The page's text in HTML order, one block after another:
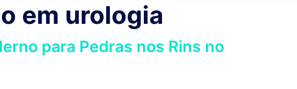
em urologia
para Pedras nos Rins no